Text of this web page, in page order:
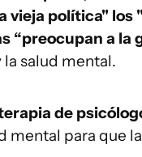
vieja política" los
“preocupan a la
salud mental.
de
mental para que